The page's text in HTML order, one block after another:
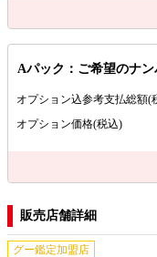
Aパック：ご希望のナン
オプション込参考支払総額(
オプション価格(税込)
販売店舗詳細
グー鑑定加盟店